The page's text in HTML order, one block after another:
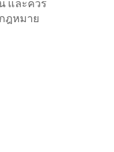
และควร
ฎหมาย